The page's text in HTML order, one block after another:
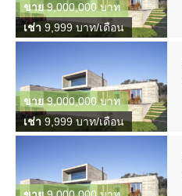
เช่า 9,999 บาท/เดือน
ขาย9,000,000 บาท
เช่า 9,999 บาท/เดือน
ขาย9,000,000 บาท